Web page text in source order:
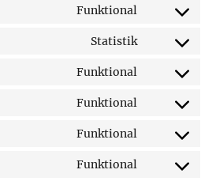
wordfence
complianz
Funktional
Consent
google-
Statistik
Consent
vimeo
Funktional
Consent
youtube
Funktional
Consent
facebook
Funktional
Consent
Funktional
Consent